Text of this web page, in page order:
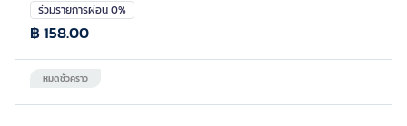
ร่วมรายการผ่อน 0%
หมดชั่วคราว
฿ 158.00